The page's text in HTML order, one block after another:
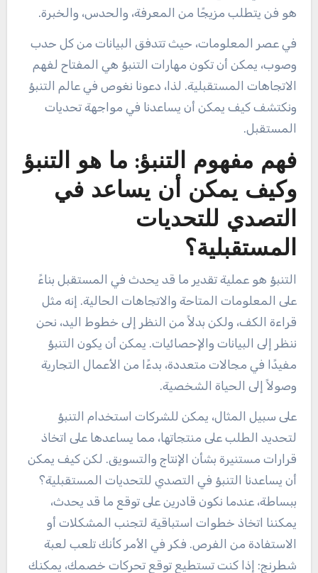
هو فن يتطلب مزيجًا من المعرفة، والحدس، والخبرة.
في عصر المعلومات، حيث تتدفق البيانات من كل حدب
وصوب، يمكن أن تكون مهارات التنبؤ هي المفتاح لفهم
الاتجاهات المستقبلية. لذا، دعونا نغوص في عالم التنبؤ
ونكتشف كيف يمكن أن يساعدنا في مواجهة تحديات
المستقبل.
فهم مفهوم التنبؤ: ما هو التنبؤ
وكيف يمكن أن يساعد في
التصدي للتحديات
المستقبلية؟
التنبؤ هو عملية تقدير ما قد يحدث في المستقبل بناءً
على المعلومات المتاحة والاتجاهات الحالية. إنه مثل
قراءة الكف، ولكن بدلاً من النظر إلى خطوط اليد، نحن
ننظر إلى البيانات والإحصائيات. يمكن أن يكون التنبؤ
مفيدًا في مجالات متعددة، بدءًا من الأعمال التجارية
وصولاً إلى الحياة الشخصية.
على سبيل المثال، يمكن للشركات استخدام التنبؤ
لتحديد الطلب على منتجاتها، مما يساعدها على اتخاذ
قرارات مستنيرة بشأن الإنتاج والتسويق. لكن كيف يمكن
أن يساعدنا التنبؤ في التصدي للتحديات المستقبلية؟
ببساطة، عندما نكون قادرين على توقع ما قد يحدث،
يمكننا اتخاذ خطوات استباقية لتجنب المشكلات أو
الاستفادة من الفرص. فكر في الأمر كأنك تلعب لعبة
شطرنج: إذا كنت تستطيع توقع تحركات خصمك، يمكنك